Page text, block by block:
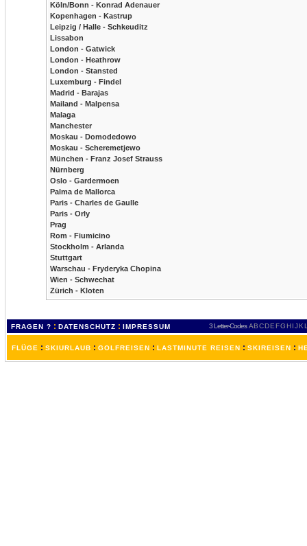
Köln/Bonn - Konrad Adenauer
Kopenhagen - Kastrup
Leipzig / Halle - Schkeuditz
Lissabon
London - Gatwick
London - Heathrow
London - Stansted
Luxemburg - Findel
Madrid - Barajas
Mailand - Malpensa
Malaga
Manchester
Moskau - Domodedowo
Moskau - Scheremetjewo
München - Franz Josef Strauss
Nürnberg
Oslo - Gardermoen
Palma de Mallorca
Paris - Charles de Gaulle
Paris - Orly
Prag
Rom - Fiumicino
Stockholm - Arlanda
Stuttgart
Warschau - Fryderyka Chopina
Wien - Schwechat
Zürich - Kloten
FRAGEN ? : DATENSCHUTZ : IMPRESSUM 3 Letter-Codes ABCDEFGH IJKL
FLÜGE : SKIURLAUB : GOLFREISEN : LASTMINUTE REISEN : SKIREISEN :